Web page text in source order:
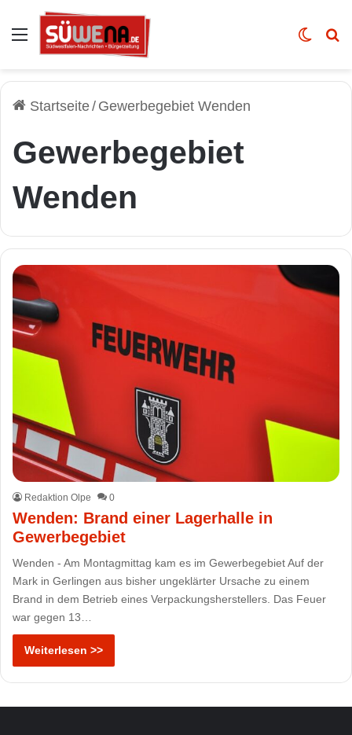
Auswahl Skin
Startseite/ Gewerbegebiet Wenden
Gewerbegebiet
Wenden
Redaktion Olpe 0
Wenden: Brand einer Lagerhalle in
Gewerbegebiet
Wenden - Am Montagmittag kam es im Gewerbegebiet Auf der
Mark in Gerlingen aus bisher ungeklärter Ursache zu einem
Brand in dem Betrieb eines Verpackungsherstellers. Das Feuer
war gegen 13…
Weiterlesen >>